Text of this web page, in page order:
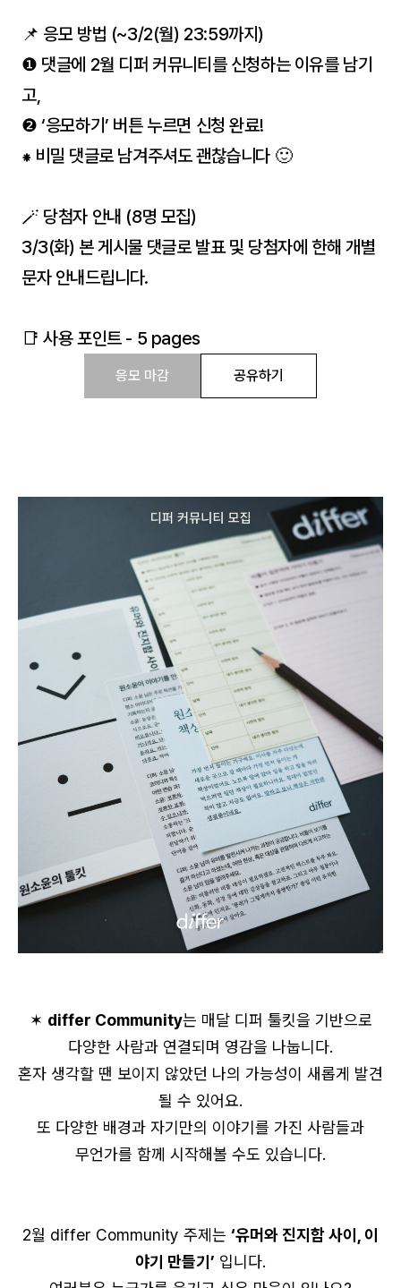
📌 응모 방법 (~3/2(월) 23:59까지)
❶ 댓글에 2월 디퍼 커뮤니티를 신청하는 이유를 남기
고,
❷ ‘응모하기’ 버튼 누르면 신청 완료!
⁕ 비밀 댓글로 남겨주셔도 괜찮습니다 🙂
🪄 당첨자 안내 (8명 모집)
3/3(화) 본 게시물 댓글로 발표 및 당첨자에 한해 개별
문자 안내드립니다.
📑 사용 포인트 - 5 pages
응모 마감 공유하기
✶ differ Community는 매달 디퍼 툴킷을 기반으로
다양한 사람과 연결되며 영감을 나눕니다.
혼자 생각할 땐 보이지 않았던 나의 가능성이 새롭게 발견
될 수 있어요.
또 다양한 배경과 자기만의 이야기를 가진 사람들과
무언가를 함께 시작해볼 수도 있습니다.
2월 differ Community 주제는 ‘유머와 진지함 사이, 이
야기 만들기’ 입니다.